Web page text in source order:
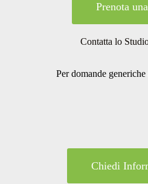
Prenota
Contatta lo
Per domande
Chiedi